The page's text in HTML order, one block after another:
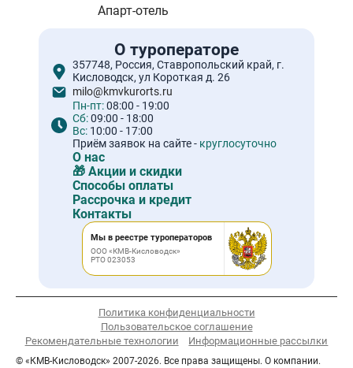
Апарт-отель
О туроператоре
357748, Россия, Ставропольский край, г.
Кисловодск, ул Короткая д. 26
milo@kmvkurorts.ru
Пн-пт:08:00 - 19:00
Сб:09:00 - 18:00
Вс: 10:00 - 17:00
Приём заявок на сайте - круглосуточно
О нас
🎁 Акции и скидки
Способы оплаты
Рассрочка и кредит
Контакты
Мы в реестре туроператоров
ООО «КМВ-Кисловодск»
РТО 023053
Политика конфиденциальности
Пользовательское соглашение
Рекомендательные технологии
Информационные рассылки
© «КМВ-Кисловодск» 2007-2026. Все права защищены. О компании.